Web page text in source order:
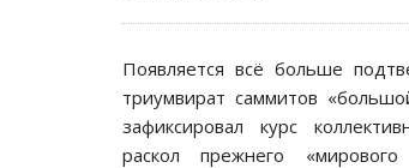
Появляется всё больше
триумвират саммитов
зафиксировал курс
раскол прежнего